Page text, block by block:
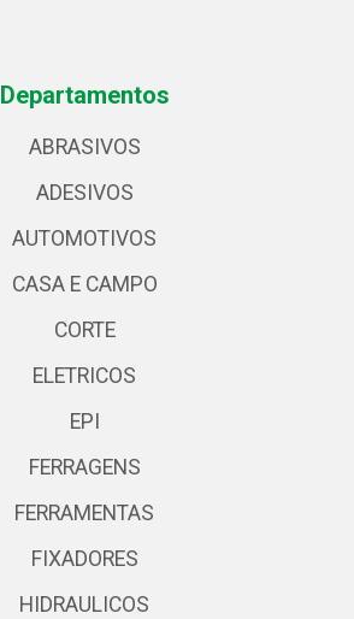
Departamentos
ABRASIVOS
ADESIVOS
AUTOMOTIVOS
CASA E CAMPO
CORTE
ELETRICOS
EPI
FERRAGENS
FERRAMENTAS
FIXADORES
HIDRAULICOS